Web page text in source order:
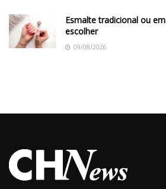
Esmalte tradicional ou
escolher
09/08/2026